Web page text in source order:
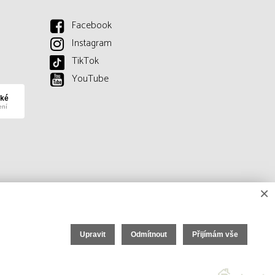
Facebook
Instagram
TikTok
YouTube
×
Upravit Odmítnout Přijímám vše